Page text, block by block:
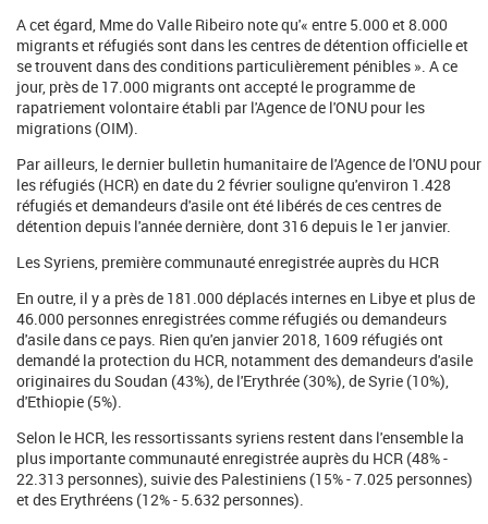
A cet égard, Mme do Valle Ribeiro note qu'« entre 5.000 et 8.000
migrants et réfugiés sont dans les centres de détention officielle et
se trouvent dans des conditions particulièrement pénibles ». A ce
jour, près de 17.000 migrants ont accepté le programme de
rapatriement volontaire établi par l'Agence de l'ONU pour les
migrations (OIM).
Par ailleurs, le dernier bulletin humanitaire de l'Agence de l'ONU pour
les réfugiés (HCR) en date du 2 février souligne qu'environ 1.428
réfugiés et demandeurs d'asile ont été libérés de ces centres de
détention depuis l'année dernière, dont 316 depuis le 1er janvier.
Les Syriens, première communauté enregistrée auprès du HCR
En outre, il y a près de 181.000 déplacés internes en Libye et plus de
46.000 personnes enregistrées comme réfugiés ou demandeurs
d'asile dans ce pays. Rien qu'en janvier 2018, 1609 réfugiés ont
demandé la protection du HCR, notamment des demandeurs d'asile
originaires du Soudan (43%), de l'Erythrée (30%), de Syrie (10%),
d'Ethiopie (5%).
Selon le HCR, les ressortissants syriens restent dans l'ensemble la
plus importante communauté enregistrée auprès du HCR (48% -
22.313 personnes), suivie des Palestiniens (15% - 7.025 personnes)
et des Erythréens (12% - 5.632 personnes).